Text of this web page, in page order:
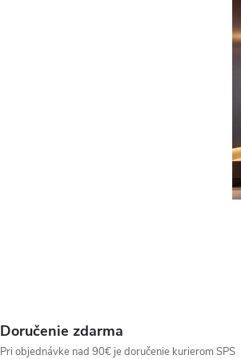
u
Doručenie zdarma
Pri objednávke nad 90€ je doručenie kurierom SPS